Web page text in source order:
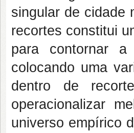
singular de cidade
recortes constitui
para contornar a
colocando uma
dentro de
operacionalizar
universo empírico